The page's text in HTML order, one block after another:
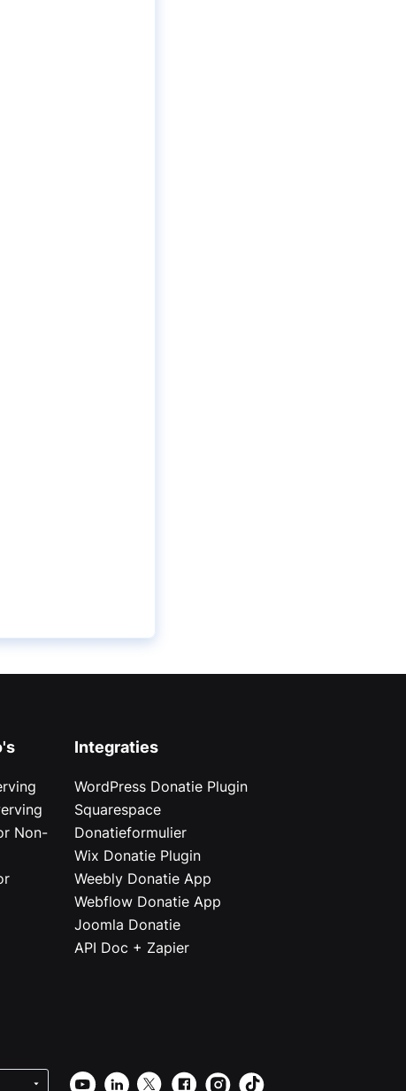
Non-
Integraties
WordPress Donatie Plugin
Squarespace
Donatieformulier
Wix Donatie Plugin
Weebly Donatie App
Webflow Donatie App
Joomla Donatie
API Doc + Zapier